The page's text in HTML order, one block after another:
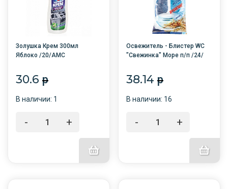
Золушка Крем 300мл
Яблоко /20/АМС
30.6 p
В наличии: 1
- +
Освежитель - Блистер WC
"Свежинка" Море п/п /24/
38.14p
В наличии: 16
- +